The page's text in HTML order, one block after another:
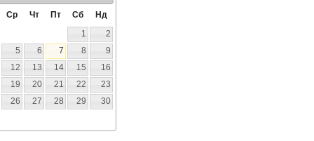
Ср Чт Пт Сб
Нд
1
2
5 6 7 8
9
12 13 14 15
16
19 20 21 22
23
26 27 28 29
30